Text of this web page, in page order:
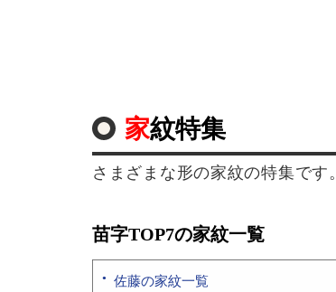
家紋特集
さまざまな形の家紋の特集です。
苗字TOP7の家紋一覧
佐藤の家紋一覧